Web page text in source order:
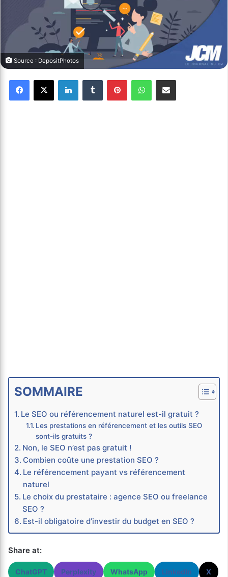
Source : DepositPhotos
SOMMAIRE
Le SEO ou référencement naturel est-il gratuit ?
Les prestations en référencement et les outils SEO
sont-ils gratuits ?
Non, le SEO n’est pas gratuit !
Combien coûte une prestation SEO ?
Le référencement payant vs référencement
naturel
Le choix du prestataire : agence SEO ou freelance
SEO ?
Est-il obligatoire d’investir du budget en SEO ?
Share at:
ChatGPT Perplexity WhatsApp LinkedIn X